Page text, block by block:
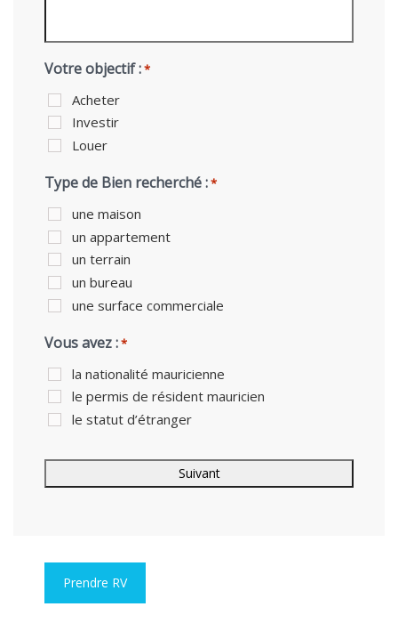
Votre objectif :*
Acheter
Investir
Louer
Type de Bien recherché :*
une maison
un appartement
un terrain
un bureau
une surface commerciale
Vous avez :*
la nationalité mauricienne
le permis de résident mauricien
le statut d’étranger
Prendre RV